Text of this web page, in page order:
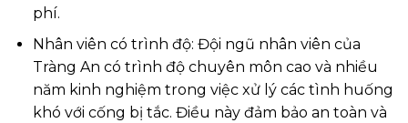
phí.
Nhân viên có trình độ: Đội ngũ nhân viên của
Tràng An có trình độ chuyên môn cao và nhiều
năm kinh nghiệm trong việc xử lý các tình huống
khó với cống bị tắc. Điều này đảm bảo an toàn và